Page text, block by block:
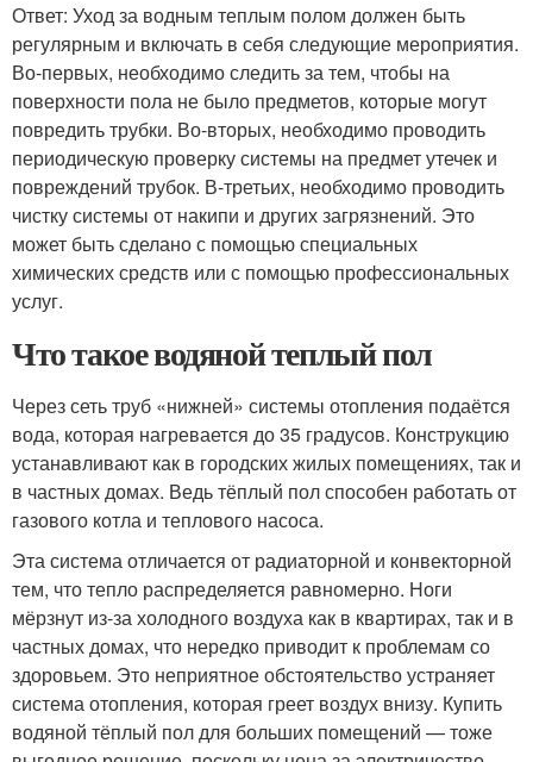
Ответ: Уход за водным теплым полом должен быть
регулярным и включать в себя следующие мероприятия.
Во-первых, необходимо следить за тем, чтобы на
поверхности пола не было предметов, которые могут
повредить трубки. Во-вторых, необходимо проводить
периодическую проверку системы на предмет утечек и
повреждений трубок. В-третьих, необходимо проводить
чистку системы от накипи и других загрязнений. Это
может быть сделано с помощью специальных
химических средств или с помощью профессиональных
услуг.
Что такое водяной теплый пол
Через сеть труб «нижней» системы отопления подаётся
вода, которая нагревается до 35 градусов. Конструкцию
устанавливают как в городских жилых помещениях, так и
в частных домах. Ведь тёплый пол способен работать от
газового котла и теплового насоса.
Эта система отличается от радиаторной и конвекторной
тем, что тепло распределяется равномерно. Ноги
мёрзнут из-за холодного воздуха как в квартирах, так и в
частных домах, что нередко приводит к проблемам со
здоровьем. Это неприятное обстоятельство устраняет
система отопления, которая греет воздух внизу. Купить
водяной тёплый пол для больших помещений — тоже